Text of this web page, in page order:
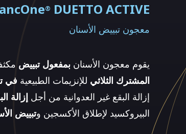
® DUETTO ACTIVE
معجون تبييض الأسنان
يقوم معجون الأسنان بمفعول تبييض
المشترك الثلاثي للإنزيمات الطبيعية في
إزالة البقع غير العدوانية من أجل إزالة
البيروكسيد لإطلاق الأكسجين وتبييض